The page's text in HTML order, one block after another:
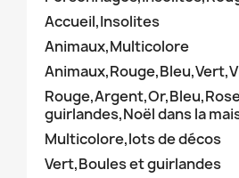
Accueil,Insolites
Animaux,Multicolore
guirlandes,Noël dans la
Multicolore,lots de décos
Vert,Boules et guirlandes